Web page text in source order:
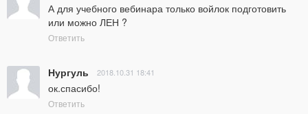
А для учебного вебинара только войлок подготовить
или можно ЛЕН ?
Ответить
Нургуль 2018.10.31 18:41
ок.спасибо!
Ответить